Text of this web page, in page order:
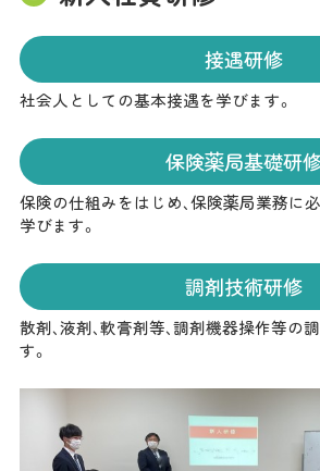
接遇研修
社会人としての基本接遇を学びます。
保険薬局基礎研
保険の仕組みをはじめ、保険薬局業務に
学びます。
調剤技術研修
散剤、液剤、軟膏剤等、調剤機器操作等の
す。